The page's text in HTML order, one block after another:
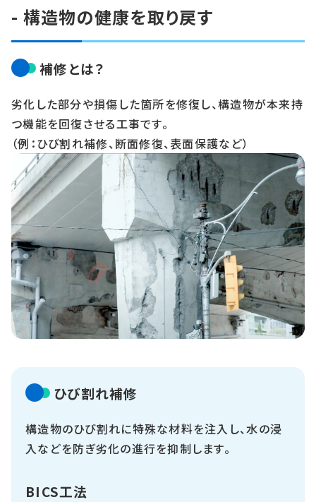
- 構造物の健康を取り戻す
補修とは？
劣化した部分や損傷した箇所を修復し、構造物が本来持
つ機能を回復させる工事です。
（例：ひび割れ補修、断面修復、表面保護など）
ひび割れ補修
構造物のひび割れに特殊な材料を注入し、水の浸
入などを防ぎ劣化の進行を抑制します。
BICS工法